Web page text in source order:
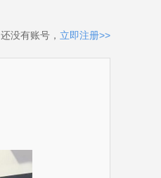
还没有账号， 立即注册>>